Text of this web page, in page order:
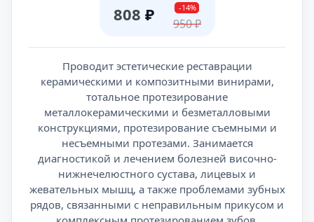
808 ₽ -14%
950₽
Проводит эстетические реставрации
керамическими и композитными винирами,
тотальное протезирование
металлокерамическими и безметалловыми
конструкциями, протезирование съемными и
несъемными протезами. Занимается
диагностикой и лечением болезней височно-
нижнечелюстного сустава, лицевых и
жевательных мышц, а также проблемами зубных
рядов, связанными с неправильным прикусом и